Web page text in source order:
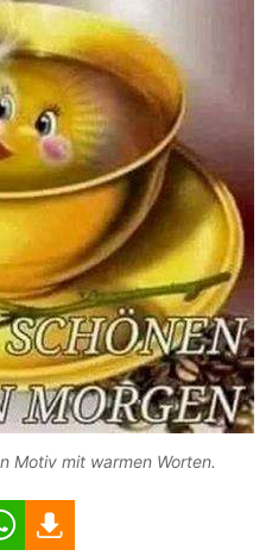
Motiv mit warmen Worten.